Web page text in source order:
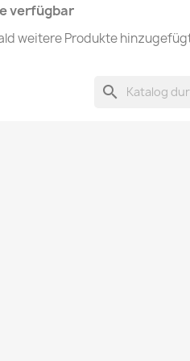
verfügbar
weitere Produkte
search